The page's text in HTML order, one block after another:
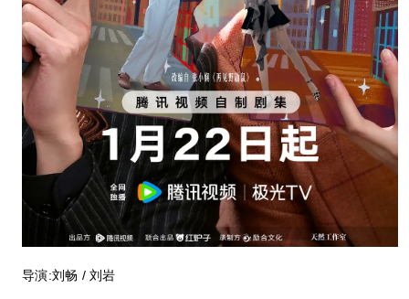
导演:刘畅 / 刘岩